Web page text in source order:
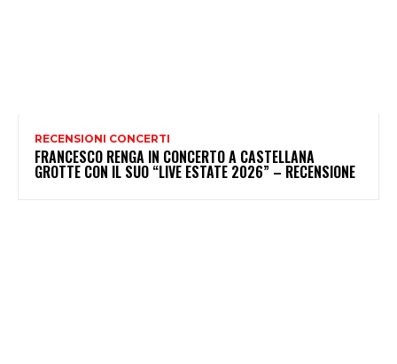
RECENSIONI CONCERTI
FRANCESCO RENGA IN CONCERTO A CASTELLANA
GROTTE CON IL SUO “LIVE ESTATE 2026” – RECENSIONE